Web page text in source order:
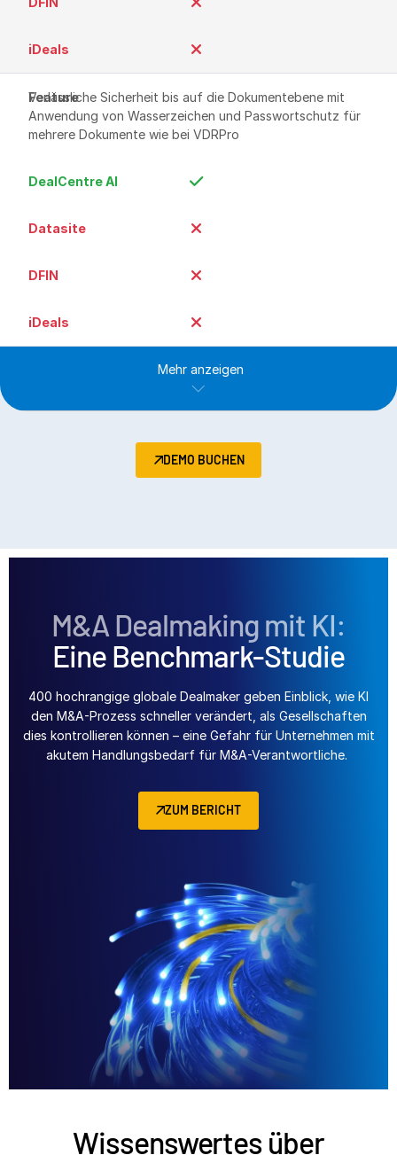
Verlässliche Sicherheit bis auf die Dokumentebene mit
Anwendung von Wasserzeichen und Passwortschutz für
mehrere Dokumente wie bei VDRPro
Mehr anzeigen
DEMO BUCHEN
M&A Dealmaking mit KI:
Eine Benchmark-Studie
400 hochrangige globale Dealmaker geben Einblick, wie KI
den M&A-Prozess schneller verändert, als Gesellschaften
dies kontrollieren können – eine Gefahr für Unternehmen mit
akutem Handlungsbedarf für M&A-Verantwortliche.
ZUM BERICHT
Wissenswertes über